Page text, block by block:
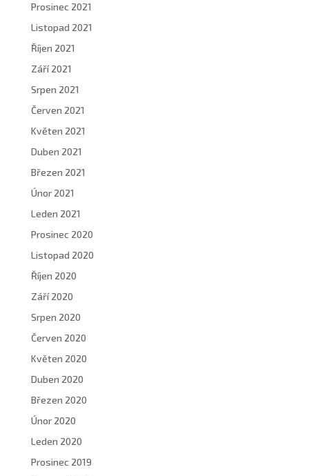
Prosinec 2021
Listopad 2021
Říjen 2021
Září 2021
Srpen 2021
Červen 2021
Květen 2021
Duben 2021
Březen 2021
Únor 2021
Leden 2021
Prosinec 2020
Listopad 2020
Říjen 2020
Září 2020
Srpen 2020
Červen 2020
Květen 2020
Duben 2020
Březen 2020
Únor 2020
Leden 2020
Prosinec 2019